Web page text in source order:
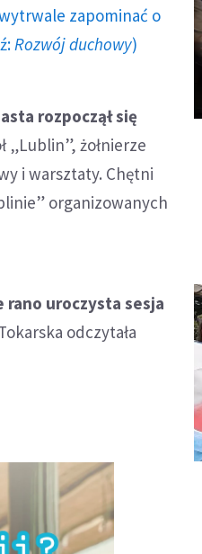
zapominać o
Rozwój duchowy)
rozpoczął się
„Lublin”, żołnierze
i warsztaty. Chętni
organizowanych
rano uroczysta sesja
odczytała